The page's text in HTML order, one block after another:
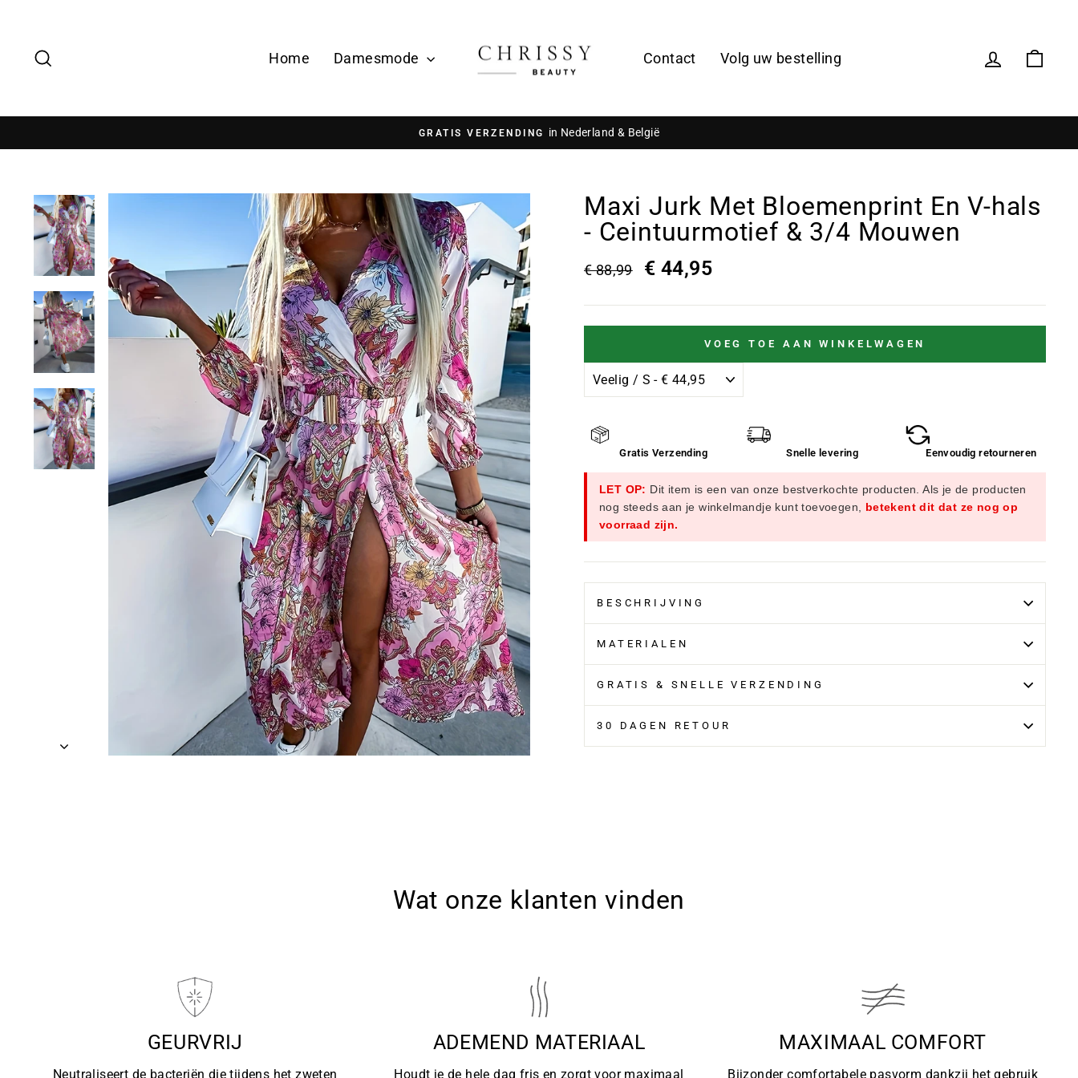
Ã
Home Damesmode Contact Volg uw bestelling
GRATIS VERZENDING in Nederland & België
Maxi Jurk Met Bloemenprint En V-hals
- Ceintuurmotief & 3/4 Mouwen
€ 88,99 € 44,95
VOEG TOE AAN WINKELWAGEN
Gratis Verzending Snelle levering Eenvoudig retourneren
LET OP: Dit item is een van onze bestverkochte producten. Als je de producten
nog steeds aan je winkelmandje kunt toevoegen, betekent dit dat ze nog op
voorraad zijn.
BESCHRIJVING
MATERIALEN
GRATIS & SNELLE VERZENDING
30 DAGEN RETOUR
Wat onze klanten vinden
GEURVRIJ
Neutraliseert de bacteriën die tijdens het zweten
ADEMEND MATERIAAL
Houdt je de hele dag fris en zorgt voor maximaal
MAXIMAAL COMFORT
Bijzonder comfortabele pasvorm dankzij het gebruik